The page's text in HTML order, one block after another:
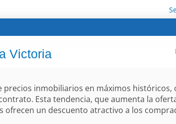
Victoria
precios inmobiliarios en máximos
Esta tendencia, que aumenta la
ofrecen un descuento atractivo a los